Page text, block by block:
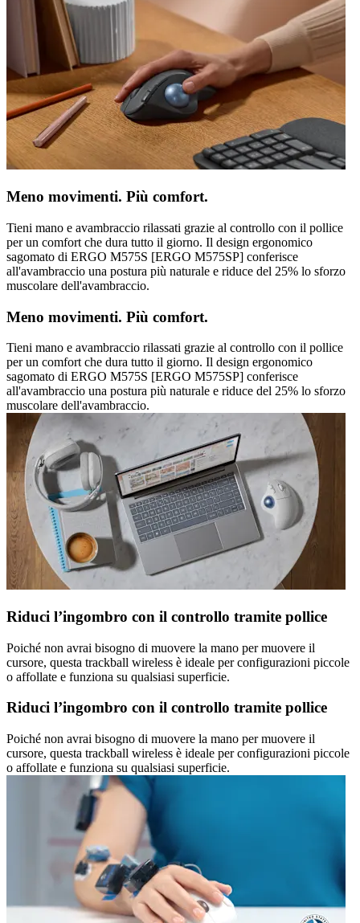
Meno movimenti. Più comfort.
Tieni mano e avambraccio rilassati grazie al controllo con il pollice
per un comfort che dura tutto il giorno. Il design ergonomico
sagomato di ERGO M575S [ERGO M575SP] conferisce
all'avambraccio una postura più naturale e riduce del 25% lo sforzo
muscolare dell'avambraccio.
Meno movimenti. Più comfort.
Tieni mano e avambraccio rilassati grazie al controllo con il pollice
per un comfort che dura tutto il giorno. Il design ergonomico
sagomato di ERGO M575S [ERGO M575SP] conferisce
all'avambraccio una postura più naturale e riduce del 25% lo sforzo
muscolare dell'avambraccio.
Riduci l’ingombro con il controllo tramite pollice
Poiché non avrai bisogno di muovere la mano per muovere il
cursore, questa trackball wireless è ideale per configurazioni piccole
o affollate e funziona su qualsiasi superficie.
Riduci l’ingombro con il controllo tramite pollice
Poiché non avrai bisogno di muovere la mano per muovere il
cursore, questa trackball wireless è ideale per configurazioni piccole
o affollate e funziona su qualsiasi superficie.